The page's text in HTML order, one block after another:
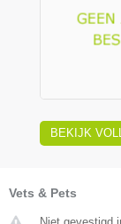
BEKIJK
Vets & Pets